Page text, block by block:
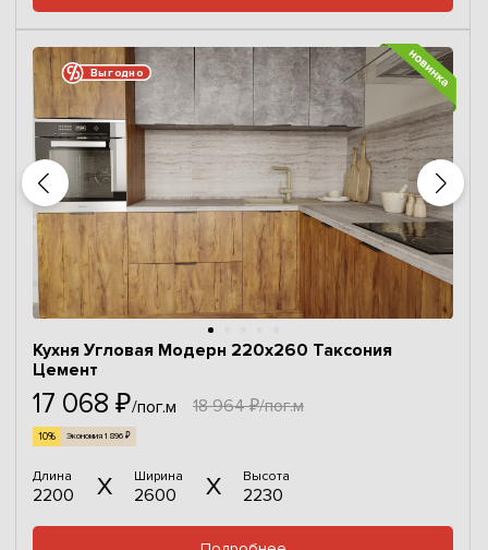
Выгодно
Кухня Угловая Модерн 220х260 Таксония
Цемент
17 068 ₽/пог.м 18 964 ₽/пог.м
10% Экономия 1 896 ₽
Длина
2200
Ширина
2600
Высота
2230